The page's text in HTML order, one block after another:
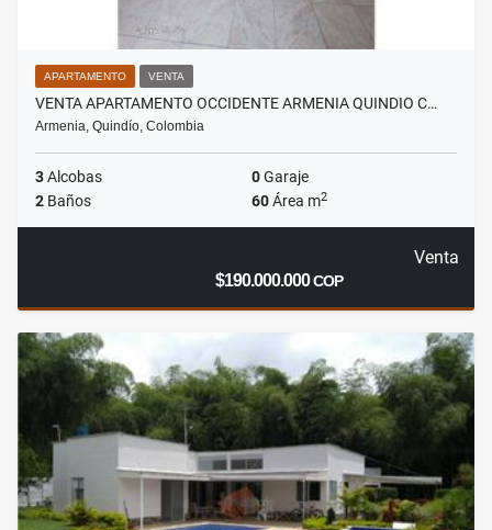
APARTAMENTO VENTA
VENTA APARTAMENTO OCCIDENTE ARMENIA QUINDIO C…
Armenia, Quindío, Colombia
3Alcobas 0Garaje
2 Baños 60Área m2
Venta
$190.000.000COP